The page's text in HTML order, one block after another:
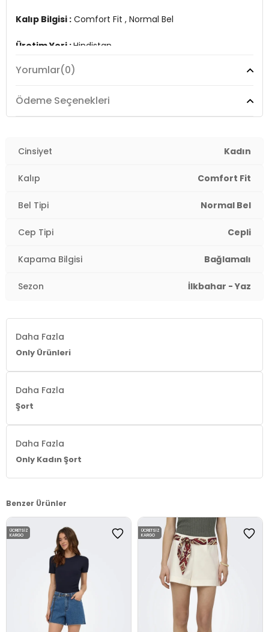
Kalıp Bilgisi : Comfort Fit , Normal Bel
Üretim Yeri :Hindistan
Yorumlar(0)
Ödeme Seçenekleri
Cinsiyet Kadın
Kalıp Comfort Fit
Bel Tipi Normal Bel
Cep Tipi Cepli
Kapama Bilgisi Bağlamalı
Sezon İlkbahar - Yaz
Daha Fazla
Only Ürünleri
Daha Fazla
Şort
Daha Fazla
Only Kadın Şort
Benzer Ürünler
ÜCRETSIZ
KARGO
ÜCRETSIZ
KARGO